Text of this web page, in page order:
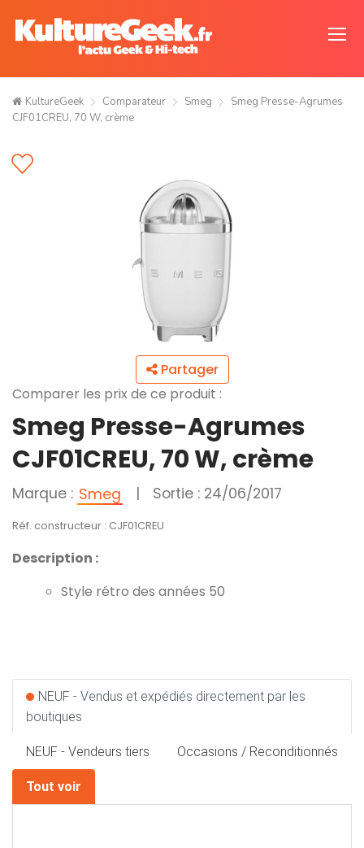
KultureGeek Comparateur Smeg
Smeg Presse-Agrumes
CJF01CREU, 70 W, crème
Partager
Comparer les prix de ce produit :
Smeg Presse-Agrumes
CJF01CREU, 70 W, crème
Marque : Smeg | Sortie : 24/06/2017
Réf. constructeur : CJF01CREU
Description :
Style rétro des années 50
NEUF - Vendus et expédiés directement par les
boutiques
NEUF - Vendeurs tiers Occasions / Reconditionnés
Tout voir